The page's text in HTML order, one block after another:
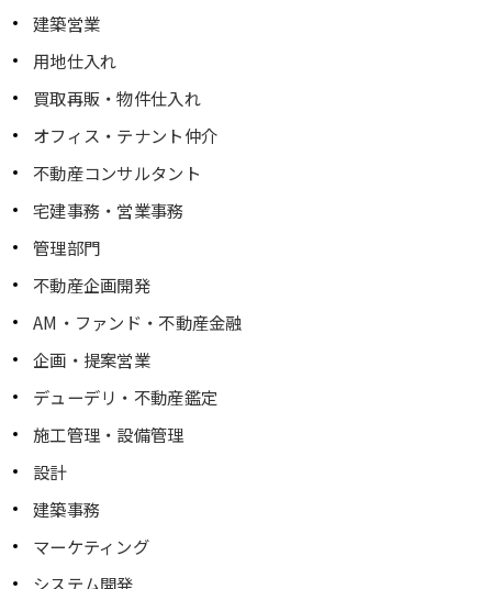
建築営業
用地仕入れ
買取再販・物件仕入れ
オフィス・テナント仲介
不動産コンサルタント
宅建事務・営業事務
管理部門
不動産企画開発
AM・ファンド・不動産金融
企画・提案営業
デューデリ・不動産鑑定
施工管理・設備管理
設計
建築事務
マーケティング
システム開発